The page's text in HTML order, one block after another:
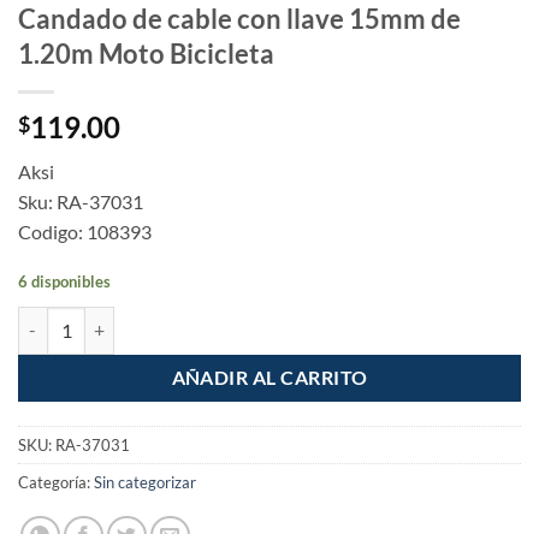
Candado de cable con llave 15mm de
1.20m Moto Bicicleta
$119.00
Aksi
Sku: RA-37031
Codigo: 108393
6 disponibles
AÑADIR AL CARRITO
SKU: RA-37031
Categoría:Sin categorizar